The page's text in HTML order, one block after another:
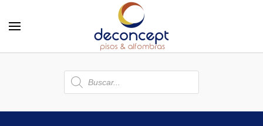
Skip to main content
Búsqueda
de
productos